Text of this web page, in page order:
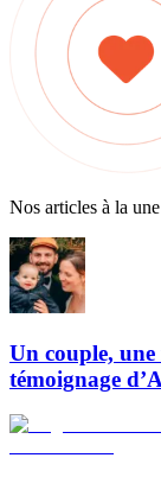
Nos articles à la une
Un couple,
témoignage